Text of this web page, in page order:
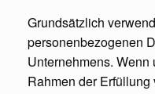
Grundsätzlich
personenbezogenen
Unternehmens.
Rahmen der